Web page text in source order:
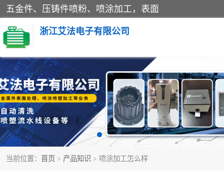
五金件、压铸件喷粉、喷涂加工，表面
浙江艾法电子有限公司
当前位置： 首页 > 产品知识 > 喷涂加工怎么样
五金加工